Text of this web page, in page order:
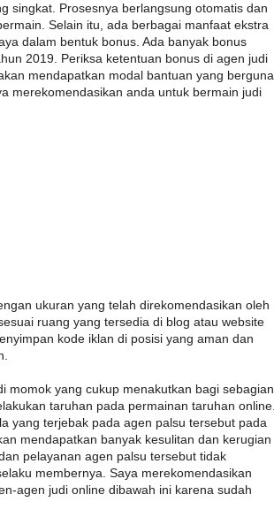
singkat. Prosesnya berlangsung otomatis dan
Selain itu, ada berbagai manfaat ekstra
dalam bentuk bonus. Ada banyak bonus
2019. Periksa ketentuan bonus di agen judi
mendapatkan modal bantuan yang berguna
merekomendasikan anda untuk bermain judi
ukuran yang telah direkomendasikan oleh
ruang yang tersedia di blog atau website
kode iklan di posisi yang aman dan
momok yang cukup menakutkan bagi sebagian
taruhan pada permainan taruhan online.
yang terjebak pada agen palsu tersebut pada
mendapatkan banyak kesulitan dan kerugian
pelayanan agen palsu tersebut tidak
membernya. Saya merekomendasikan
agen judi online dibawah ini karena sudah